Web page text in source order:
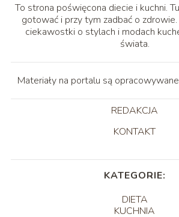
To strona poświęcona diecie i kuchni.
gotować i przy tym zadbać o
ciekawostki o stylach i modach
świata.
Materiały na portalu są
REDAKCJA
KONTAKT
KATEGORIE:
DIETA
KUCHNIA